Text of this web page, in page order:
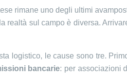
rimane uno degli ultimi
realtà sul campo è diversa.
logistico, le cause sono tre.
bancarie: per associazioni